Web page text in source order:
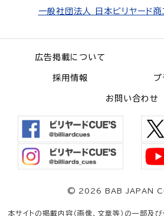
一般社団法人 日本ビリヤード商
広告掲載について
採用情報 プ
お問い合わせ
© 2026 BAB JAPAN
本サイトの掲載内容（画像、文章等）の一部及